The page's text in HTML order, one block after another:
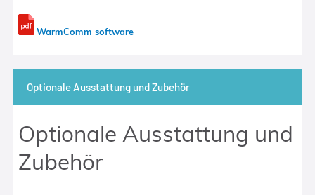
WarmComm software
Optionale Ausstattung und Zubehör
Optionale Ausstattung und
Zubehör